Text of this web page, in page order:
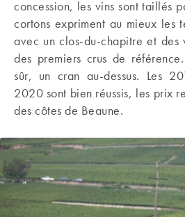
concession, les vins sont taillés
cortons expriment au mieux les
avec un clos-du-chapitre et des
des premiers crus de
sûr, un cran au-dessus. Les
2020 sont bien réussis, les prix
des côtes de Beaune.